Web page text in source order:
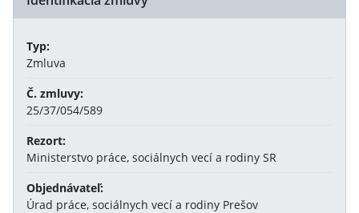
Typ:
Zmluva
Č. zmluvy:
25/37/054/589
Rezort:
Ministerstvo práce, sociálnych vecí a rodiny SR
Objednávateľ:
Úrad práce, sociálnych vecí a rodiny Prešov